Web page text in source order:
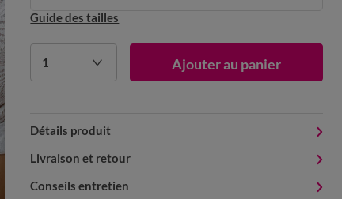
Guide des tailles
1 Ajouter au panier
Détails produit
Livraison et retour
Conseils entretien